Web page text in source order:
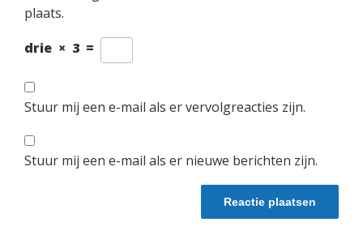
plaats.
drie × 3 =
Stuur mij een e-mail als er vervolgreacties zijn.
Stuur mij een e-mail als er nieuwe berichten zijn.